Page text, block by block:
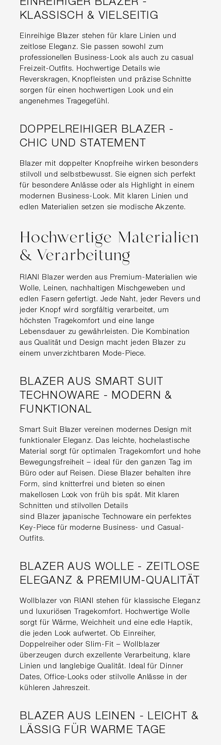
EINREIHIGER BLAZER -
KLASSISCH & VIELSEITIG
Einreihige Blazer stehen für klare Linien und
zeitlose Eleganz. Sie passen sowohl zum
professionellen Business-Look als auch zu casual
Freizeit-Outfits. Hochwertige Details wie
Reverskragen, Knopfleisten und präzise Schnitte
sorgen für einen hochwertigen Look und ein
angenehmes Tragegefühl.
DOPPELREIHIGER BLAZER -
CHIC UND STATEMENT
Blazer mit doppelter Knopfreihe wirken besonders
stilvoll und selbstbewusst. Sie eignen sich perfekt
für besondere Anlässe oder als Highlight in einem
modernen Business-Look. Mit klaren Linien und
edlen Materialien setzen sie modische Akzente.
Hochwertige Materialien
& Verarbeitung
RIANI Blazer werden aus Premium-Materialien wie
Wolle, Leinen, nachhaltigen Mischgeweben und
edlen Fasern gefertigt. Jede Naht, jeder Revers und
jeder Knopf wird sorgfältig verarbeitet, um
höchsten Tragekomfort und eine lange
Lebensdauer zu gewährleisten. Die Kombination
aus Qualität und Design macht jeden Blazer zu
einem unverzichtbaren Mode-Piece.
BLAZER AUS SMART SUIT
TECHNOWARE - MODERN &
FUNKTIONAL
Smart Suit Blazer vereinen modernes Design mit
funktionaler Eleganz. Das leichte, hochelastische
Material sorgt für optimalen Tragekomfort und hohe
Bewegungsfreiheit – ideal für den ganzen Tag im
Büro oder auf Reisen. Diese Blazer behalten ihre
Form, sind knitterfrei und bieten so einen
makellosen Look von früh bis spät. Mit klaren
Schnitten und stilvollen Details
sind Blazer japanische Technoware ein perfektes
Key-Piece für moderne Business- und Casual-
Outfits.
BLAZER AUS WOLLE - ZEITLOSE
ELEGANZ & PREMIUM-QUALITÄT
Wollblazer von RIANI stehen für klassische Eleganz
und luxuriösen Tragekomfort. Hochwertige Wolle
sorgt für Wärme, Weichheit und eine edle Haptik,
die jeden Look aufwertet. Ob Einreiher,
Doppelreiher oder Slim-Fit – Wollblazer
überzeugen durch exzellente Verarbeitung, klare
Linien und langlebige Qualität. Ideal für Dinner
Dates, Office-Looks oder stilvolle Anlässe in der
kühleren Jahreszeit.
BLAZER AUS LEINEN - LEICHT &
LÄSSIG FÜR WARME TAGE